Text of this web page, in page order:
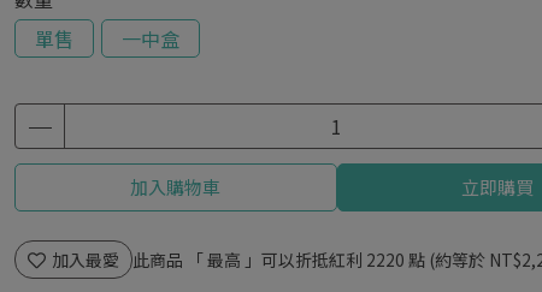
單售
一中盒
加入購物車 立即購買
加入最愛 此商品 「 最高 」可以折抵紅利 2220 點 (約等於